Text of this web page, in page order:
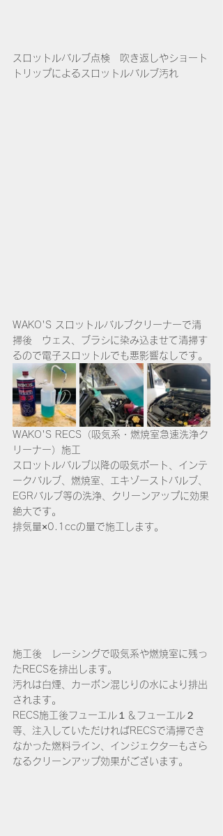
スロットルバルブ点検　吹き返しやショート
トリップによるスロットルバルブ汚れ
WAKO'S スロットルバルブクリーナーで清
掃後　ウェス、ブラシに染み込ませて清掃す
るので電子スロットルでも悪影響なしです。
WAKO'S RECS（吸気系・燃焼室急速洗浄ク
リーナー）施工
スロットルバルブ以降の吸気ポート、インテ
ークバルブ、燃焼室、エキゾーストバルブ、
EGRバルブ等の洗浄、クリーンアップに効果
絶大です。
排気量×0.1ccの量で施工します。
施工後　レーシングで吸気系や燃焼室に残っ
たRECSを排出します。
汚れは白煙、カーボン混じりの水により排出
されます。
RECS施工後フューエル１＆フューエル２
等、注入していただければRECSで清掃でき
なかった燃料ライン、インジェクターもさら
なるクリーンアップ効果がございます。